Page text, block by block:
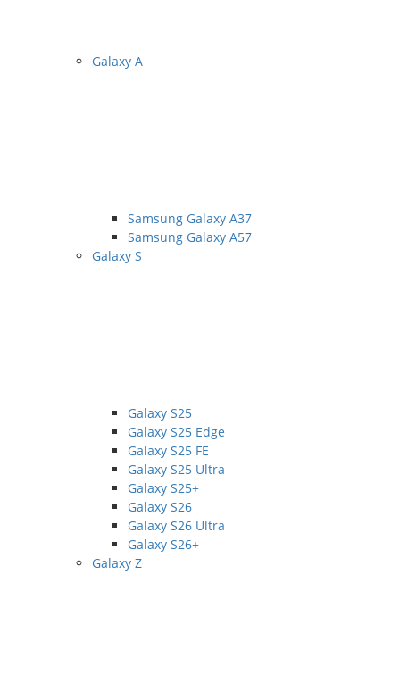
Galaxy A
Samsung Galaxy A37
Samsung Galaxy A57
Galaxy S
Galaxy S25
Galaxy S25 Edge
Galaxy S25 FE
Galaxy S25 Ultra
Galaxy S25+
Galaxy S26
Galaxy S26 Ultra
Galaxy S26+
Galaxy Z